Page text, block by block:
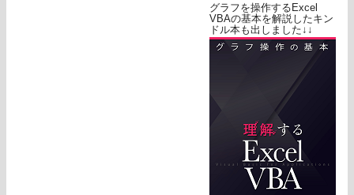
グラフを操作するExcel
VBAの基本を解説したキン
ドル本も出しました↓↓